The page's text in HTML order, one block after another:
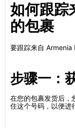
如何跟
的包裹
要跟踪来自 Armenia
步骤一：
在您的包裹发货后，
住这个号码，以便进